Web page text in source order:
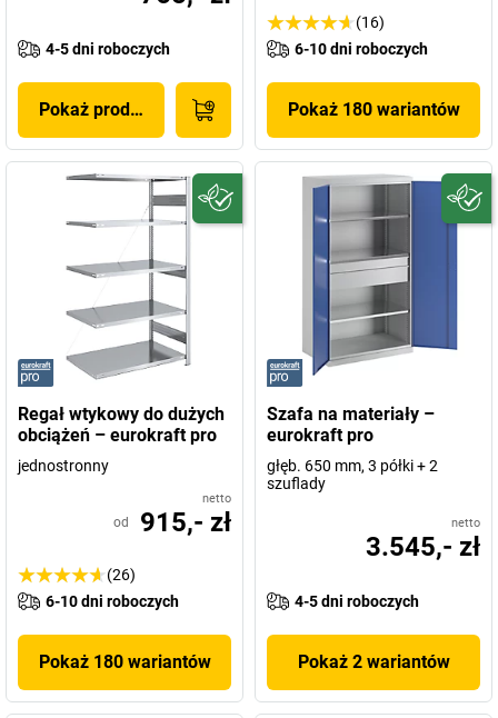
4-5 dni roboczych
Pokaż produkt
(16)
6-10 dni roboczych
Pokaż 180 wariantów
Regał wtykowy do dużych
obciążeń – eurokraft pro
jednostronny
netto
od 915,- zł
(26)
6-10 dni roboczych
Pokaż 180 wariantów
Szafa na materiały –
eurokraft pro
głęb. 650 mm, 3 półki + 2
szuflady
netto
3.545,- zł
4-5 dni roboczych
Pokaż 2 wariantów